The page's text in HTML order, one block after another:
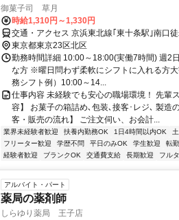
御菓子司 草月
時給1,310円～1,330円
交通・アクセス 京浜東北線｢東十条駅｣南口
東京都東京23区北区
勤務時間詳細 10:00～18:00(実働7時間) 週2
な方 ※曜日問わず柔軟にシフトに入れる方
務シフト例）10:00～14...
仕事内容 未経験でも安心の職場環境！ 先輩
容】 お菓子の箱詰め､包装､接客･レジ､ 製造
客・販売の流れ】 ご注文伺い、お会計...
業界未経験者歓迎 扶養内勤務OK 1日4時間以内OK
フリーター歓迎
学歴不問 平日のみOK 学生歓迎 転勤
経験者歓迎
ブランクOK 交通費支給 長期歓迎 フル
アルバイト・パート
薬局の薬剤師
しらゆり薬局 王子店